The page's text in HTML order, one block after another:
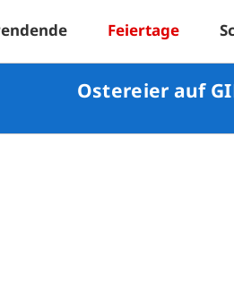
Feiertage
Ostereier auf